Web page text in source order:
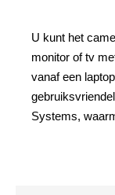
U kunt het
monitor of tv
vanaf een
Systems,